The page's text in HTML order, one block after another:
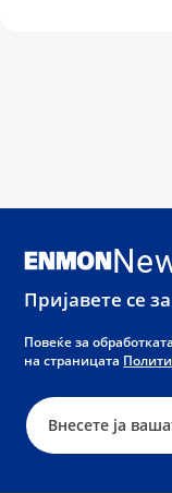
Пријавете се
Повеќе за
на страницата